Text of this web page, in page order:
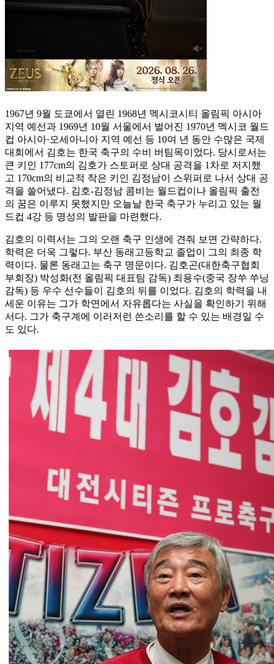
1967년 9월 도쿄에서 열린 1968년 멕시코시티 올림픽 아시아
지역 예선과 1969년 10월 서울에서 벌어진 1970년 멕시코 월드
컵 아시아·오세아니아 지역 예선 등 10여 년 동안 수많은 국제
대회에서 김호는 한국 축구의 수비 버팀목이었다. 당시로서는
큰 키인 177cm의 김호가 스토퍼로 상대 공격을 1차로 저지했
고 170cm의 비교적 작은 키인 김정남이 스위퍼로 나서 상대 공
격을 쓸어냈다. 김호-김정남 콤비는 월드컵이나 올림픽 출전
의 꿈은 이루지 못했지만 오늘날 한국 축구가 누리고 있는 월
드컵 4강 등 명성의 발판을 마련했다.
김호의 이력서는 그의 오랜 축구 인생에 견줘 보면 간략하다.
학력은 더욱 그렇다. 부산 동래고등학교 졸업이 그의 최종 학
력이다. 물론 동래고는 축구 명문이다. 김호곤(대한축구협회
부회장) 박성화(전 올림픽 대표팀 감독) 최용수(중국 장쑤 쑤닝
감독) 등 우수 선수들이 김호의 뒤를 이었다. 김호의 학력을 내
세운 이유는 그가 학연에서 자유롭다는 사실을 확인하기 위해
서다. 그가 축구계에 이러저런 쓴소리를 할 수 있는 배경일 수
도 있다.